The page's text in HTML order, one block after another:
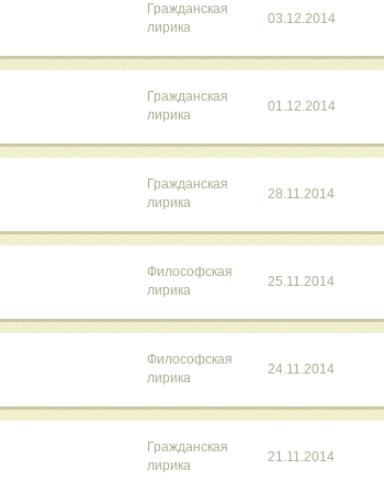
Гражданская
лирика
03.12.2014
Гражданская
лирика
01.12.2014
Гражданская
лирика
28.11.2014
Философская
лирика
25.11.2014
Философская
лирика
24.11.2014
Гражданская
лирика
21.11.2014